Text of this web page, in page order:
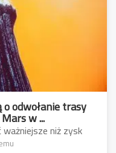
odwołanie trasy
w ...
niż zysk